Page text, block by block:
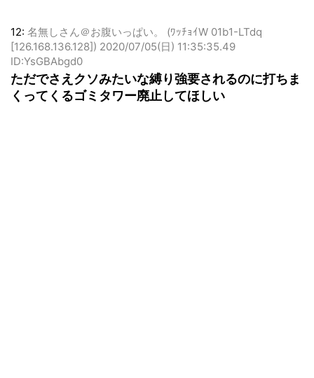
12:名無しさん＠お腹いっぱい。 (ﾜｯﾁｮｲW 01b1-LTdq
[126.168.136.128])
ID:YsGBAbgd0
ただでさえクソみたいな縛り強要されるのに打ちま